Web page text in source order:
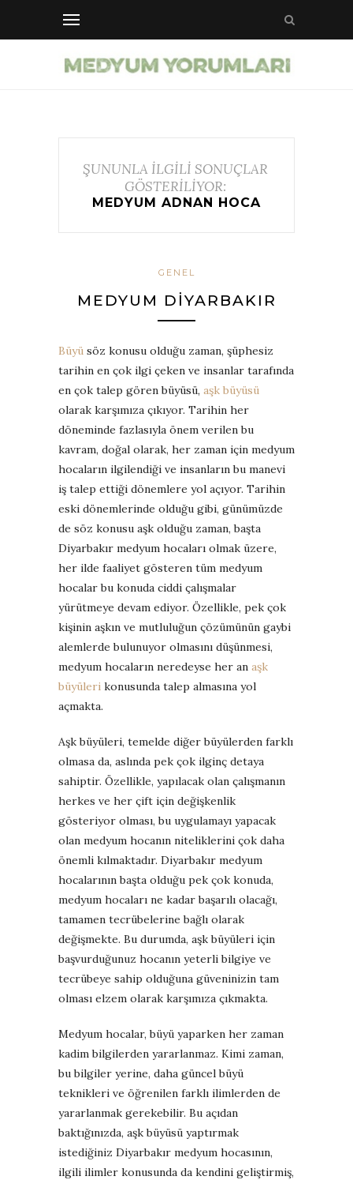
ŞUNUNLA İLGİLİ SONUÇLAR
GÖSTERİLİYOR:
MEDYUM ADNAN HOCA
GENEL
MEDYUM DIYARBAKIR
Büyü söz konusu olduğu zaman, şüphesiz
tarihin en çok ilgi çeken ve insanlar tarafında
en çok talep gören büyüsü, aşk büyüsü
olarak karşımıza çıkıyor. Tarihin her
döneminde fazlasıyla önem verilen bu
kavram, doğal olarak, her zaman için medyum
hocaların ilgilendiği ve insanların bu manevi
iş talep ettiği dönemlere yol açıyor. Tarihin
eski dönemlerinde olduğu gibi, günümüzde
de söz konusu aşk olduğu zaman, başta
Diyarbakır medyum hocaları olmak üzere,
her ilde faaliyet gösteren tüm medyum
hocalar bu konuda ciddi çalışmalar
yürütmeye devam ediyor. Özellikle, pek çok
kişinin aşkın ve mutluluğun çözümünün gaybi
alemlerde bulunuyor olmasını düşünmesi,
medyum hocaların neredeyse her an aşk
büyüleri konusunda talep almasına yol
açmakta.
Aşk büyüleri, temelde diğer büyülerden farklı
olmasa da, aslında pek çok ilginç detaya
sahiptir. Özellikle, yapılacak olan çalışmanın
herkes ve her çift için değişkenlik
gösteriyor olması, bu uygulamayı yapacak
olan medyum hocanın niteliklerini çok daha
önemli kılmaktadır. Diyarbakır medyum
hocalarının başta olduğu pek çok konuda,
medyum hocaları ne kadar başarılı olacağı,
tamamen tecrübelerine bağlı olarak
değişmekte. Bu durumda, aşk büyüleri için
başvurduğunuz hocanın yeterli bilgiye ve
tecrübeye sahip olduğuna güveninizin tam
olması elzem olarak karşımıza çıkmakta.
Medyum hocalar, büyü yaparken her zaman
kadim bilgilerden yararlanmaz. Kimi zaman,
bu bilgiler yerine, daha güncel büyü
teknikleri ve öğrenilen farklı ilimlerden de
yararlanmak gerekebilir. Bu açıdan
baktığınızda, aşk büyüsü yaptırmak
istediğiniz Diyarbakır medyum hocasının,
ilgili ilimler konusunda da kendini geliştirmiş,